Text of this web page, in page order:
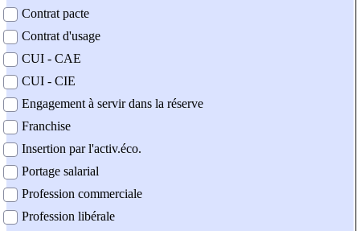
Contrat pacte
Contrat d'usage
CUI - CAE
CUI - CIE
Engagement à servir dans la réserve
Franchise
Insertion par l'activ.éco.
Portage salarial
Profession commerciale
Profession libérale